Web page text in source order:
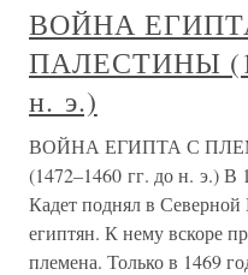
ВОЙНА
ПАЛЕСТИНЫ
н. э.)
ВОЙНА ЕГИПТА С
(1472–1460 гг. до н. э.) В
Кадет поднял в Северной
египтян. К нему вскоре
племена. Только в 1469